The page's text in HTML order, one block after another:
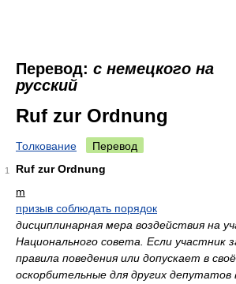
Перевод: с немецкого на
русский
Ruf zur Ordnung
Толкование Перевод
1
Ruf zur Ordnung
m
призыв соблюдать порядок
дисциплинарная мера воздействия на
Национального совета. Если участник
правила поведения или допускает в
оскорбительные для других депутатов